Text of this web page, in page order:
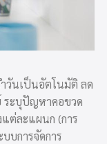
ำวันเป็นอัตโนมัติ ลด
ะบุปัญหาคอขวด
แต่ละแผนก (การ
บการจัดการ